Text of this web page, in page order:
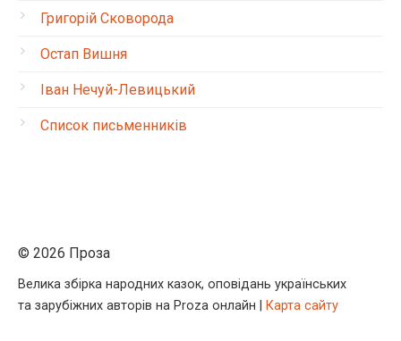
Григорій Сковорода
Остап Вишня
Іван Нечуй-Левицький
Список письменників
© 2026 Проза
Велика збірка народних казок, оповідань українських
та зарубіжних авторів на Proza онлайн |
Карта сайту